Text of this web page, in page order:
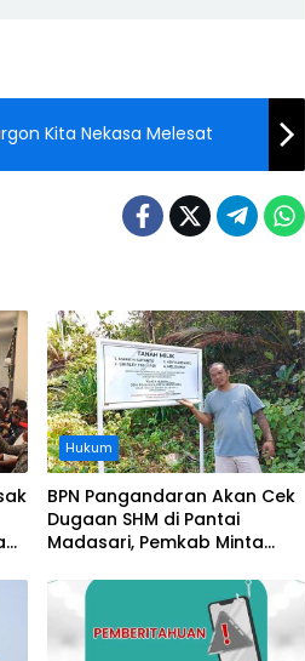
Kita Nekasa Melesat
Hukum
BPN Pangandaran Akan Cek
Dugaan SHM di Pantai
Madasari, Pemkab Minta